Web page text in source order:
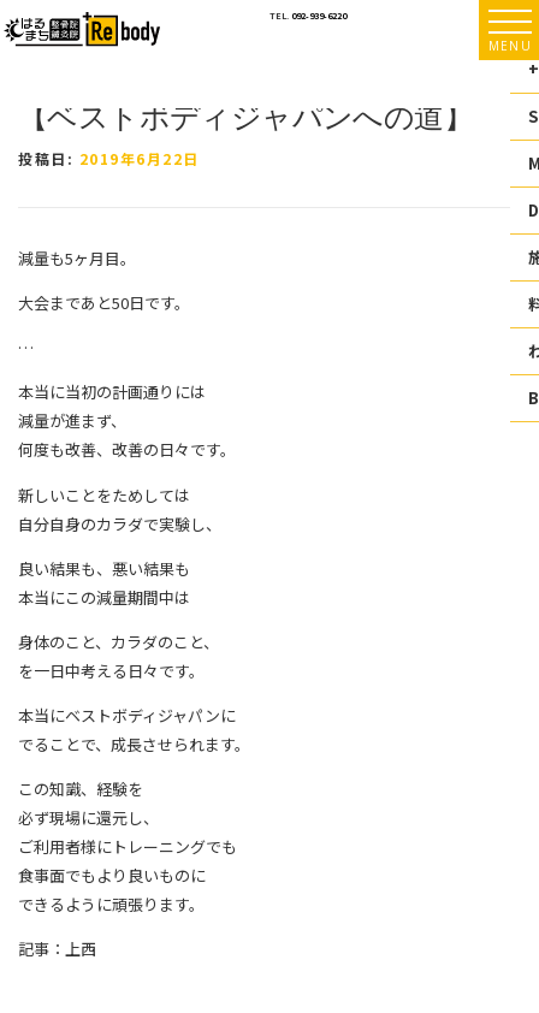
ン
TEL. 092-939-6220
MENU
【ベストボディジャパンへの道】
投稿日: 2019年6月22日
減量も5ヶ月目。
大会まであと50日です。
…
本当に当初の計画通りには
減量が進まず、
何度も改善、改善の日々です。
新しいことをためしては
自分自身のカラダで実験し、
良い結果も、悪い結果も
本当にこの減量期間中は
身体のこと、カラダのこと、
を一日中考える日々です。
本当にベストボディジャパンに
でることで、成長させられます。
この知識、経験を
必ず現場に還元し、
ご利用者様にトレーニングでも
食事面でもより良いものに
できるように頑張ります。
記事：上西